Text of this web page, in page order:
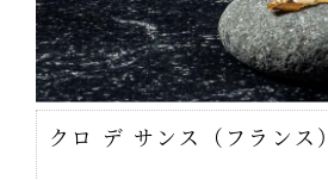
クロ デ サンス（フランス）